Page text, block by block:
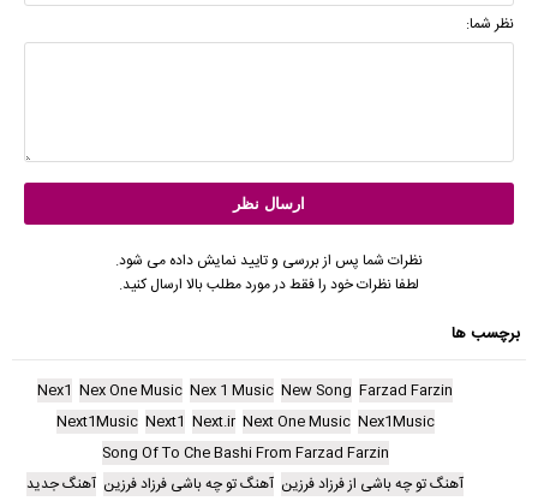
نظر شما:
نظرات شما پس از بررسی و تایید نمایش داده می شود.
لطفا نظرات خود را فقط در مورد مطلب بالا ارسال کنید.
برچسب ها
Farzad Farzin
New Song
Nex 1 Music
Nex One Music
Nex1
Nex1Music
Next One Music
Next.ir
Next1
Next1Music
Song Of To Che Bashi From Farzad Farzin
آهنگ تو چه باشی از فرزاد فرزین آهنگ تو چه باشی فرزاد فرزین آهنگ جدید